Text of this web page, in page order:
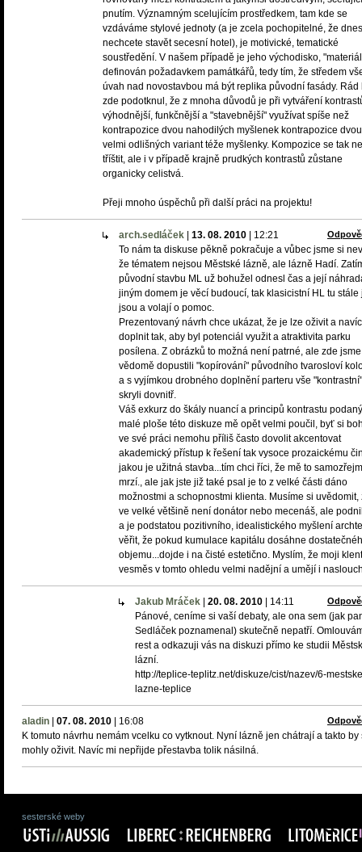
pnutím. Významným scelujícím prostředkem, tam kde se
vzdáváme stylové jednoty (a je zcela pochopitelné, že dnes
nechcete stavět secesní hotel), je motivické, tematické
soustředění. V našem případě je jeho východisko,
definován požadavkem památkářů, tedy tím, že středem
úvah nad novostavbou má být replika původní fasády. Rád
zde podotknul, že z mnoha důvodů je při vytváření
výhodnější, funkčnější a "stavebnější" využívat spíše než
kontrapozice dvou nahodilých myšlenek kontrapozice dvou
velmi odlišných variant téže myšlenky. Kompozice se tak
tříštit, ale i v případě krajně prudkých kontrastů zůstane
organicky celistvá.
Přeji mnoho úspěchů při další práci na projektu!
arch.sedláček 13. 08. 2010 12:21
To nám ta diskuse pěkně pokračuje a vůbec jsme si
že tématem nejsou Městské lázně, ale lázně Hadí.
původní stavbu ML už bohužel odnesl čas a její
jiným domem je věcí budoucí, tak klasicistní HL tu stále
jsou a volají o pomoc.
Prezentovaný návrh chce ukázat, že je lze oživit a navíc
doplnit tak, aby byl potenciál využit a atraktivita parku
posílena. Z obrázků to možná není patrné, ale zde
vědomě dopustili "kopírování" původního tvarosloví
a s vyjímkou drobného doplnění parteru vše "kontrastní"
skryli dovnitř.
Váš exkurz do škály nuancí a principů kontrastu
malé ploše této diskuze mě opět velmi poučil, byť si
ve své práci nemohu příliš často dovolit akcentovat
akademický přístup k řešení tak vysoce prozaickému
jakou je užitná stavba...tím chci říci, že mě to
mrzí., ale jak jste již také psal je to z velké části dáno
možnostmi a schopnostmi klienta. Musíme si uvědomit,
ve velké většině není donátor nebo mecenáš, ale
a je podstatou pozitivního, idealistického myšlení
věřit, že pokud kumulace kapitálu dosáhne
objemu...dojde i na čisté estetično. Myslím, že moji
vesměs v tomto ohledu velmi nadějní a umějí i
Jakub Mráček 20. 08. 2010 14:11
Pánové, ceníme si vaší debaty, ale ona sem (jak
Sedláček poznamenal) skutečně nepatří.
rest a odkazuji vás na diskuzi přímo ke studii
lázní.
http://teplice-teplitz.net/diskuze/cist/nazev/6-
lazne-teplice
aladin 07. 08. 2010 16:08
K tomuto návrhu nemám vcelku co vytknout. Nyní lázně jen chátrají a takto by
mohly oživit. Navíc mi nepřijde přestavba tolik násilná.
sesterské weby